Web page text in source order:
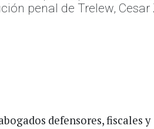
penal de Trelew,
defensores, fiscales y